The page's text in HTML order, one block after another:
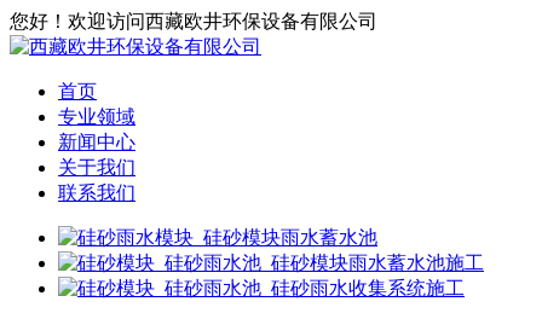
您好！欢迎访问西藏欧井环保设备有限公司
首页
专业领域
新闻中心
关于我们
联系我们